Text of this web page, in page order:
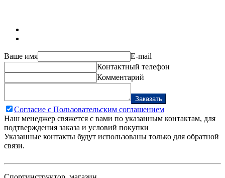
Ваше имя
E-mail
Контактный телефон
Комментарий
Заказать
Согласие с Пользовательским соглашением
Наш менеджер свяжется с вами по указанным контактам, для
подтверждения заказа и условий покупки
Указанные контакты будут использованы только для обратной
связи.